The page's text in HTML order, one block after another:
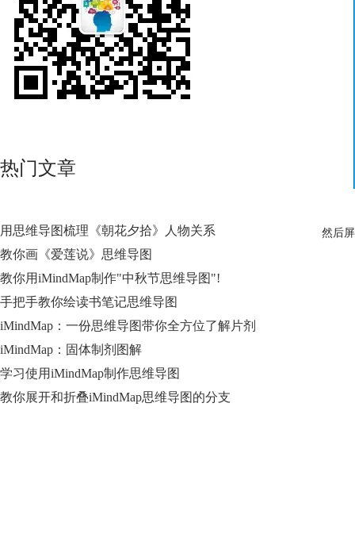
热门文章
用思维导图梳理《朝花夕拾》人物关系
教你画《爱莲说》思维导图
教你用iMindMap制作"中秋节思维导图"!
手把手教你绘读书笔记思维导图
iMindMap：一份思维导图带你全方位了解片剂
iMindMap：固体制剂图解
学习使用iMindMap制作思维导图
教你展开和折叠iMindMap思维导图的分支
然后